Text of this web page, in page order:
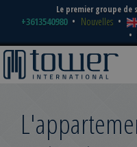
Le premier groupe de
+3613540980 Nouvelles